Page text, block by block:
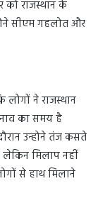
को राजस्थान के
सीएम गहलोत और
ने राजस्थान
का समय है
उन्होने तंज कसते
मिलाप नहीं
से हाथ मिलाने